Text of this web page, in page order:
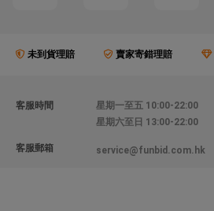
未到貨理賠 賣家寄錯理賠
客服時間
星期一至五 10:00-22:00
星期六至日 13:00-22:00
客服郵箱 service@funbid.com.hk